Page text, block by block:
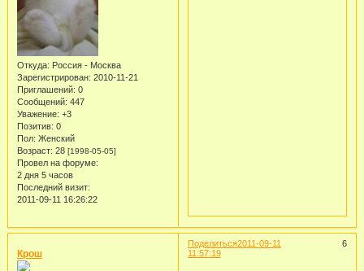
Откуда: Россия - Москва
Зарегистрирован: 2010-11-21
Приглашений: 0
Сообщений: 447
Уважение: +3
Позитив: 0
Пол: Женский
Возраст: 28 [1998-05-05]
Провел на форуме:
2 дня 5 часов
Последний визит:
2011-09-11 16:26:22
Поделиться 6
2011-09-11
11:57:19
Крош